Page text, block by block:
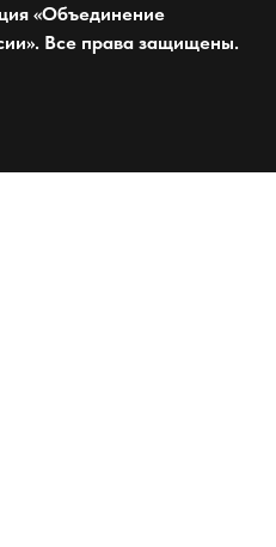
«Объединение
Все права защищены.